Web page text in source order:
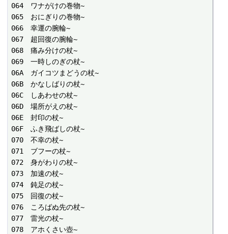
064　ワナがけの巻物~
065　おにぎりの巻物~
066　幸運の腕輪~
067　超回復の腕輪~
068　痛み分けの杖~
069　一時しのぎの杖~
06A　ガイコツまどうの杖~
06B　かなしばりの杖~
06C　しあわせの杖~
06D　場所がえの杖~
06E　封印の杖~
06F　ふき飛ばしの杖~
070　不幸の杖~
071　ブフーの杖~
072　身がわりの杖~
073　加速の杖~
074　鈍足の杖~
075　回復の杖~
076　ころばぬ先の杖~
077　雷光の杖~
078　アホくさい壺~